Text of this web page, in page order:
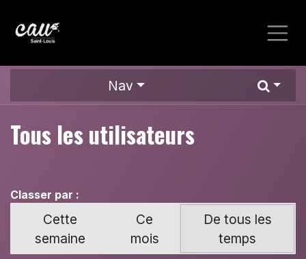
Nav
Tous les utilisateurs
Classer par :
Cette
semaine
Ce
mois
De tous les
temps